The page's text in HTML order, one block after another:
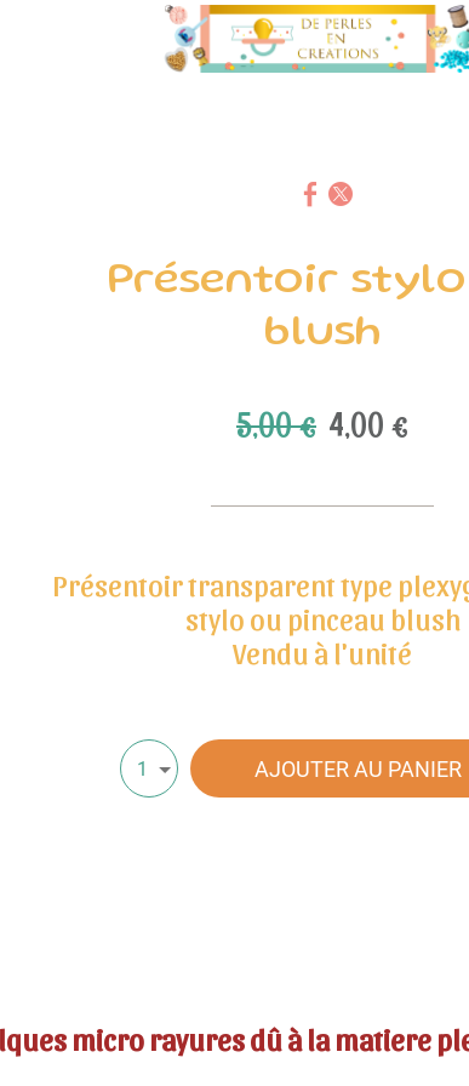
Présentoir
blush
5,00 € 4,00 €
Présentoir transparent type
stylo ou pinceau blush
Vendu à l'unité
1 AJOUTER AU PANIER
micro rayures dû à la matiere